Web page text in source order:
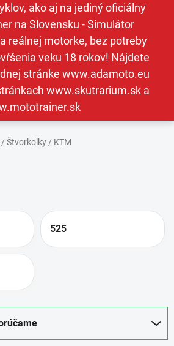
ako aj na jediný oficiálny
na Slovensku - Simulátor
reálnej motorke, bez potreby
veku 18 rokov! Nájdete
stránke www.adamoto.eu
www.skutrarium.sk a
/ Štvorkolky / KTM
525